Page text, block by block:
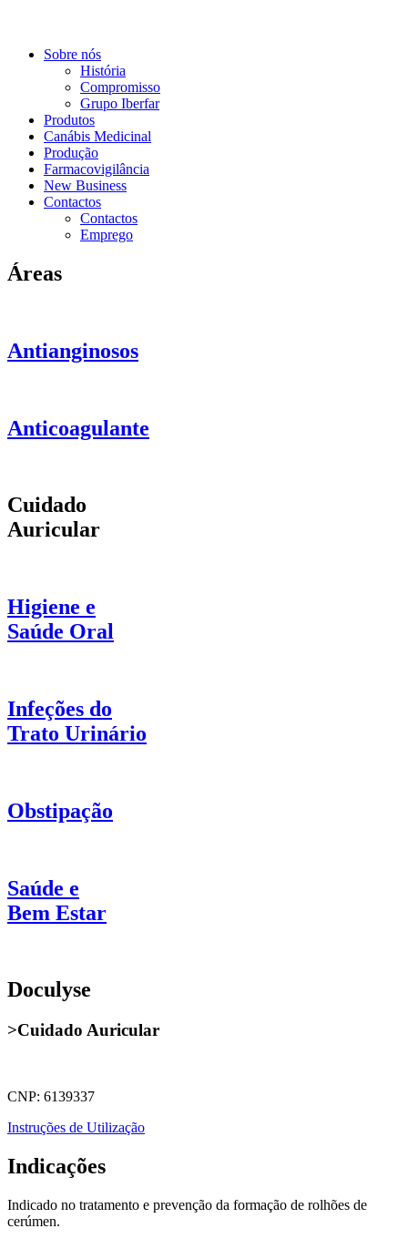
Sobre nós
História
Compromisso
Grupo Iberfar
Produtos
Canábis Medicinal
Produção
Farmacovigilância
New Business
Contactos
Contactos
Emprego
Áreas
Antianginosos
Anticoagulante
Cuidado
Auricular
Higiene e
Saúde Oral
Infeções do
Trato Urinário
Obstipação
Saúde e
Bem Estar
Doculyse
>Cuidado Auricular
CNP: 6139337
Instruções de Utilização
Indicações
Indicado no tratamento e prevenção da formação de rolhões de
cerúmen.